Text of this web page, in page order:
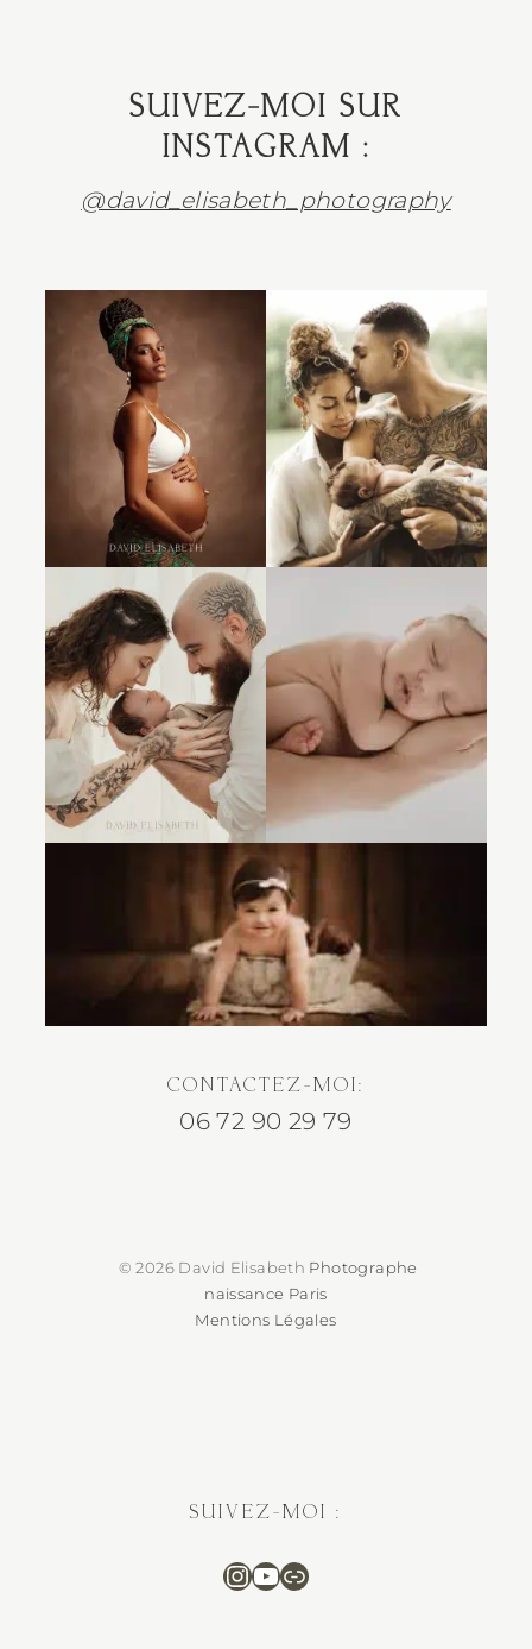
SUIVEZ-MOI SUR
INSTAGRAM :
@david_elisabeth_photography
CONTACTEZ-MOI:
06 72 90 29 79
© 2026 David Elisabeth Photographe
naissance Paris
Mentions Légales
SUIVEZ-MOI :
Instagram
Suivez-moi sur
Séance photo